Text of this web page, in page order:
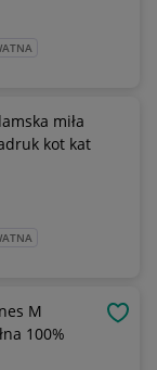
miła
kot kat
M
100%